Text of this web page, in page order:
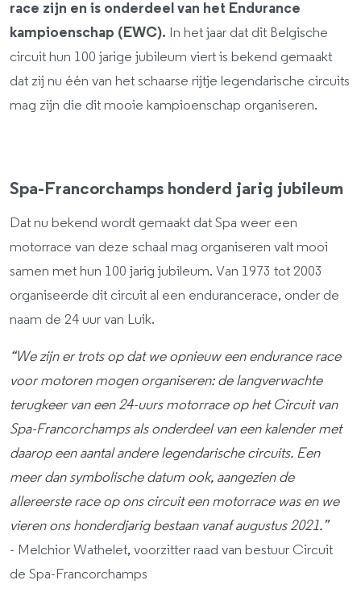
race zijn en is onderdeel van het Endurance
kampioenschap (EWC). In het jaar dat dit Belgische
circuit hun 100 jarige jubileum viert is bekend gemaakt
dat zij nu één van het schaarse rijtje legendarische circuits
mag zijn die dit mooie kampioenschap organiseren.
Spa-Francorchamps honderd jarig jubileum
Dat nu bekend wordt gemaakt dat Spa weer een
motorrace van deze schaal mag organiseren valt mooi
samen met hun 100 jarig jubileum. Van 1973 tot 2003
organiseerde dit circuit al een endurancerace, onder de
naam de 24 uur van Luik.
“We zijn er trots op dat we opnieuw een endurance race
voor motoren mogen organiseren: de langverwachte
terugkeer van een 24-uurs motorrace op het Circuit van
Spa-Francorchamps als onderdeel van een kalender met
daarop een aantal andere legendarische circuits. Een
meer dan symbolische datum ook, aangezien de
allereerste race op ons circuit een motorrace was en we
vieren ons honderdjarig bestaan vanaf augustus 2021.”
- Melchior Wathelet, voorzitter raad van bestuur Circuit
de Spa-Francorchamps